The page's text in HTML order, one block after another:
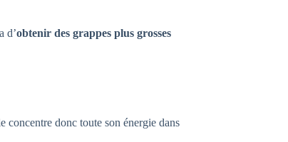
d’obtenir des grappes plus grosses
concentre donc toute son énergie dans